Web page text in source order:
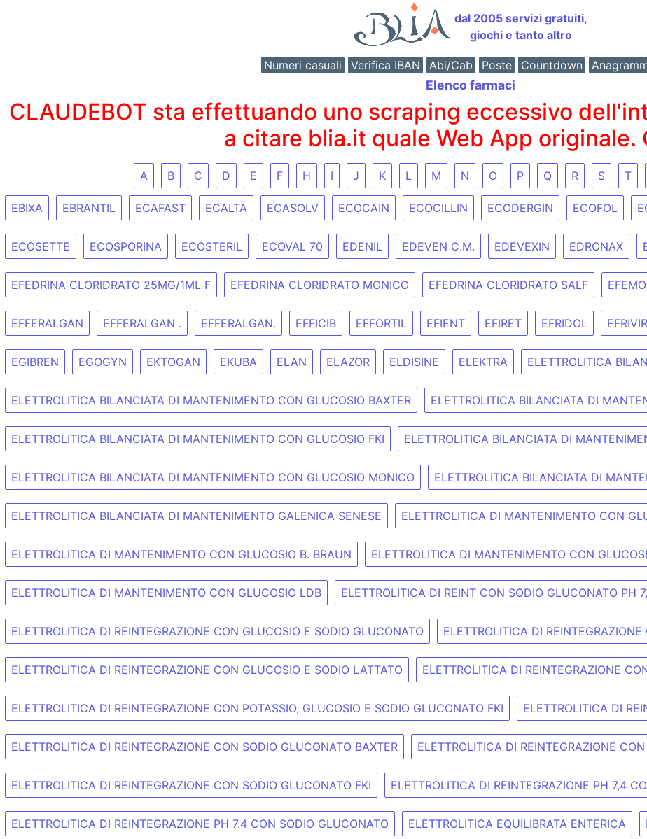
dal 2005 servizi gratuiti,
giochi e tanto altro
Numeri casuali Verifica IBAN Abi/Cab Poste Countdown
Elenco farmaci
CLAUDEBOT sta effettuando uno scraping eccessivo
a citare blia.it quale Web App originale.
A B C D E F H I J K L M N O P Q R S T
EBIXA EBRANTIL ECAFAST ECALTA ECASOLV ECOCAIN ECOCILLIN ECODERGIN ECOFOL
ECOSETTE ECOSPORINA ECOSTERIL ECOVAL 70 EDENIL EDEVEN C.M. EDEVEXIN EDRONAX
EFEDRINA CLORIDRATO 25MG/1ML F EFEDRINA CLORIDRATO MONICO EFEDRINA CLORIDRATO SALF
EFFERALGAN EFFERALGAN . EFFERALGAN. EFFICIB EFFORTIL EFIENT EFIRET EFRIDOL
EGIBREN EGOGYN EKTOGAN EKUBA ELAN ELAZOR ELDISINE ELEKTRA ELETTROLITICA
ELETTROLITICA BILANCIATA DI MANTENIMENTO CON GLUCOSIO BAXTER ELETTROLITICA BILANCIATA DI
ELETTROLITICA BILANCIATA DI MANTENIMENTO CON GLUCOSIO FKI ELETTROLITICA BILANCIATA DI
ELETTROLITICA BILANCIATA DI MANTENIMENTO CON GLUCOSIO MONICO ELETTROLITICA BILANCIATA DI
ELETTROLITICA BILANCIATA DI MANTENIMENTO GALENICA SENESE ELETTROLITICA DI MANTENIMENTO CON
ELETTROLITICA DI MANTENIMENTO CON GLUCOSIO B. BRAUN ELETTROLITICA DI MANTENIMENTO CON
ELETTROLITICA DI MANTENIMENTO CON GLUCOSIO LDB ELETTROLITICA DI REINT CON SODIO GLUCONATO PH
ELETTROLITICA DI REINTEGRAZIONE CON GLUCOSIO E SODIO GLUCONATO ELETTROLITICA DI
ELETTROLITICA DI REINTEGRAZIONE CON GLUCOSIO E SODIO LATTATO ELETTROLITICA DI REINTEGRAZIONE
ELETTROLITICA DI REINTEGRAZIONE CON POTASSIO, GLUCOSIO E SODIO GLUCONATO FKI ELETTROLITICA DI
ELETTROLITICA DI REINTEGRAZIONE CON SODIO GLUCONATO BAXTER ELETTROLITICA DI REINTEGRAZIONE
ELETTROLITICA DI REINTEGRAZIONE CON SODIO GLUCONATO FKI ELETTROLITICA DI REINTEGRAZIONE PH 7,4
ELETTROLITICA DI REINTEGRAZIONE PH 7.4 CON SODIO GLUCONATO ELETTROLITICA EQUILIBRATA ENTERICA